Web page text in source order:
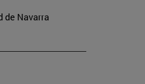
de Navarra